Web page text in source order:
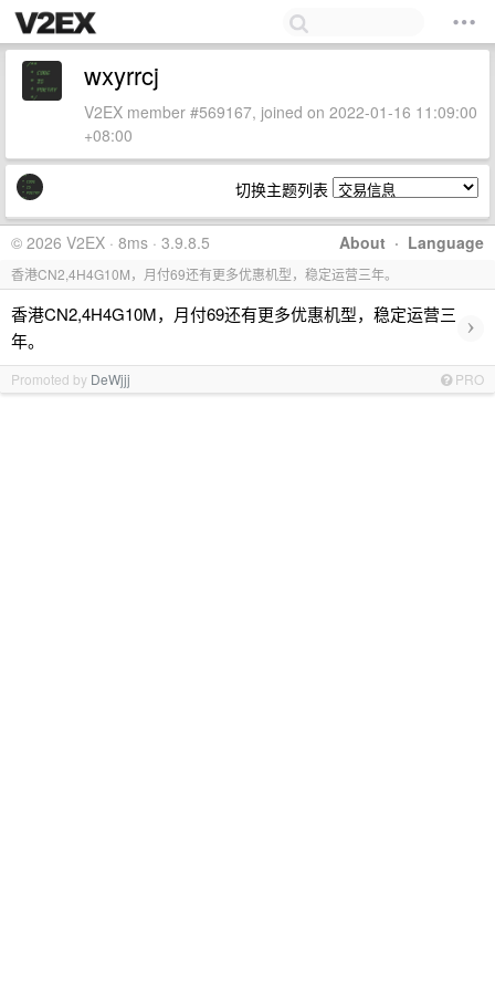
wxyrrcj
V2EX member #569167, joined on 2022-01-16 11:09:00
+08:00
切换主题列表
About · Language
© 2026 V2EX · 8ms · 3.9.8.5
香港CN2,4H4G10M，月付69还有更多优惠机型，稳定运营三年。
香港CN2,4H4G10M，月付69还有更多优惠机型，稳定运营三
年。
›
Promoted by DeWjjj PRO